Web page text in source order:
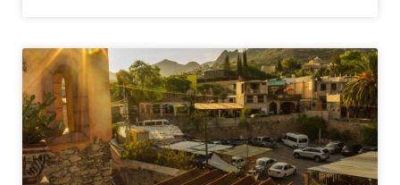
mucho más, creemos que México es un paraíso para el
ecoturismo. Leer más